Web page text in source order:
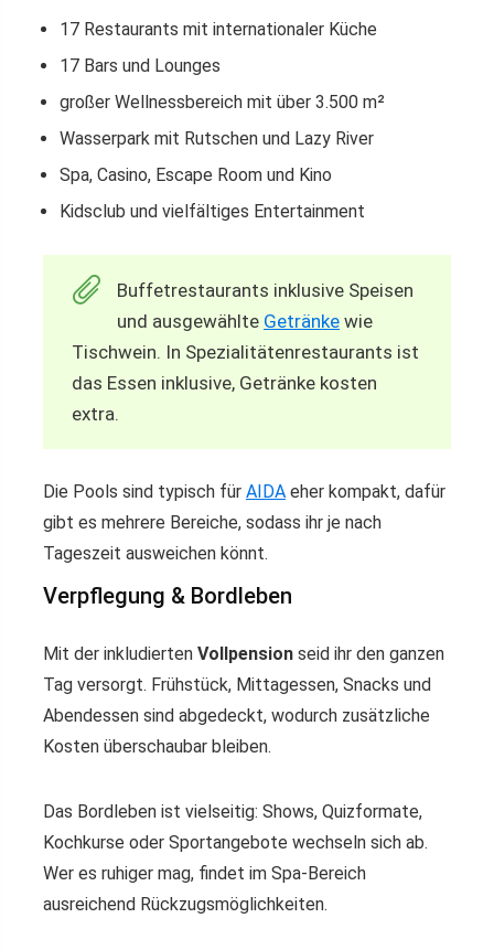
17 Restaurants mit internationaler Küche
17 Bars und Lounges
großer Wellnessbereich mit über 3.500 m²
Wasserpark mit Rutschen und Lazy River
Spa, Casino, Escape Room und Kino
Kidsclub und vielfältiges Entertainment
Buffetrestaurants inklusive Speisen
und ausgewählte Getränke wie
Tischwein. In Spezialitätenrestaurants ist
das Essen inklusive, Getränke kosten
extra.
Die Pools sind typisch für AIDA eher kompakt, dafür
gibt es mehrere Bereiche, sodass ihr je nach
Tageszeit ausweichen könnt.
Verpflegung & Bordleben
Mit der inkludierten Vollpension seid ihr den ganzen
Tag versorgt. Frühstück, Mittagessen, Snacks und
Abendessen sind abgedeckt, wodurch zusätzliche
Kosten überschaubar bleiben.
Das Bordleben ist vielseitig: Shows, Quizformate,
Kochkurse oder Sportangebote wechseln sich ab.
Wer es ruhiger mag, findet im Spa-Bereich
ausreichend Rückzugsmöglichkeiten.